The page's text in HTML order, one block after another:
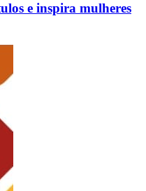
e inspira mulheres